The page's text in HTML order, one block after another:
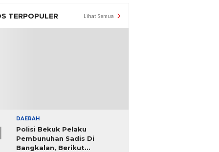
TERPOPULER Lihat Semua
DAERAH
Polisi Bekuk Pelaku
Pembunuhan Sadis Di
Bangkalan, Berikut